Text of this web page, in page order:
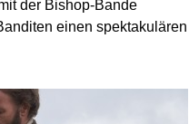
der Bishop-Bande
einen spektakulären